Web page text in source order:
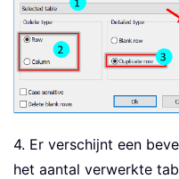
4. Er verschijnt een
het aantal verwerkte